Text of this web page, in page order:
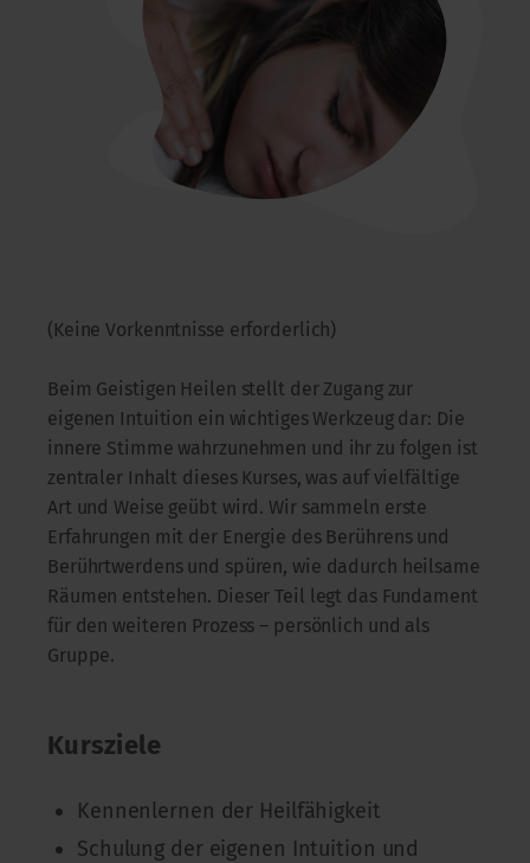
(Keine Vorkenntnisse erforderlich)
Beim Geistigen Heilen stellt der Zugang zur
eigenen Intuition ein wichtiges Werkzeug dar: Die
innere Stimme wahrzunehmen und ihr zu folgen ist
zentraler Inhalt dieses Kurses, was auf vielfältige
Art und Weise geübt wird. Wir sammeln erste
Erfahrungen mit der Energie des Berührens und
Berührtwerdens und spüren, wie dadurch heilsame
Räumen entstehen. Dieser Teil legt das Fundament
für den weiteren Prozess – persönlich und als
Gruppe.
Kursziele
Kennenlernen der Heilfähigkeit
Schulung der eigenen Intuition und